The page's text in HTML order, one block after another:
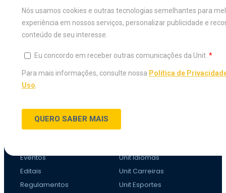
VESTIBULAR
Inscreva-se agora
Vestibular Agendado
Traga sua nota do Enem
Teste de Aptidão
ESTUDE NA UNIT
Graduação a distândia
Portador de Diploma
Eventos
Editais
Regulamentos
Unit Idiomas
Unit Carreiras
Unit Esportes